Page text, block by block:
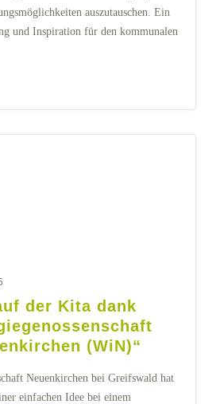
auszutauschen. Ein
und Inspiration für den kommunalen
der Kita dank
(WiN)“
Neuenkirchen bei Greifswald hat
einfachen Idee bei einem